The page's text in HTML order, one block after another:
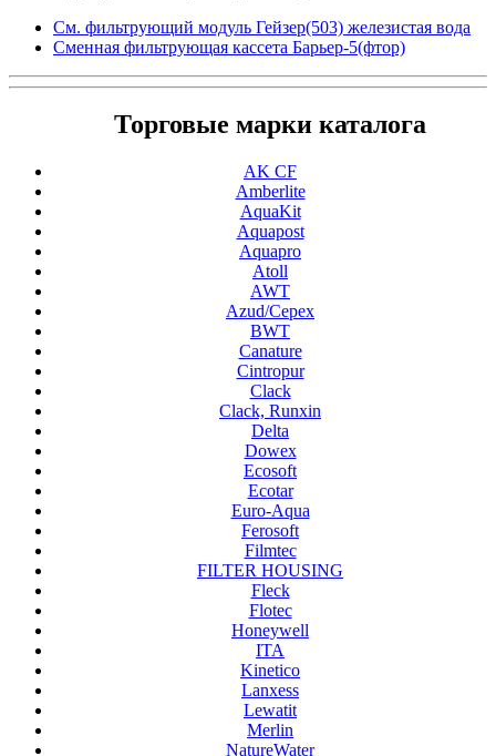
См. фильтрующий модуль Гейзер(503) железистая вода
Сменная фильтрующая кассета Барьер-5(фтор)
Торговые марки каталога
AK CF
Amberlite
AquaKit
Aquapost
Aquapro
Atoll
AWT
Azud/Cepex
BWT
Canature
Cintropur
Clack
Clack, Runxin
Delta
Dowex
Ecosoft
Ecotar
Euro-Aqua
Ferosoft
Filmtec
FILTER HOUSING
Fleck
Flotec
Honeywell
ITA
Kinetico
Lanxess
Lewatit
Merlin
NatureWater